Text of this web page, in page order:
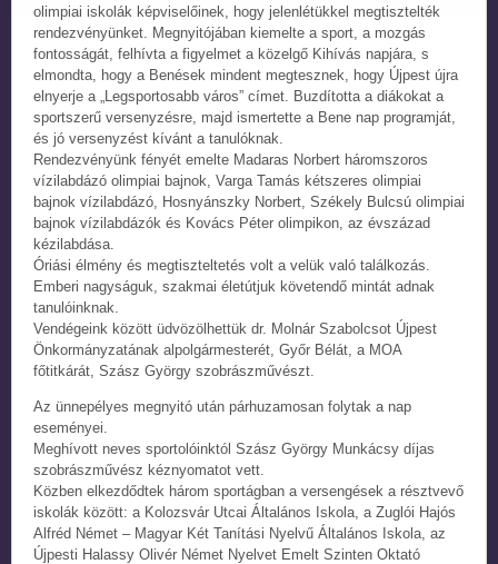
olimpiai iskolák képviselőinek, hogy jelenlétükkel megtisztelték
rendezvényünket. Megnyitójában kiemelte a sport, a mozgás
fontosságát, felhívta a figyelmet a közelgő Kihívás napjára, s
elmondta, hogy a Benések mindent megtesznek, hogy Újpest újra
elnyerje a „Legsportosabb város” címet. Buzdította a diákokat a
sportszerű versenyzésre, majd ismertette a Bene nap programját,
és jó versenyzést kívánt a tanulóknak.
Rendezvényünk fényét emelte Madaras Norbert háromszoros
vízilabdázó olimpiai bajnok, Varga Tamás kétszeres olimpiai
bajnok vízilabdázó, Hosnyánszky Norbert, Székely Bulcsú olimpiai
bajnok vízilabdázók és Kovács Péter olimpikon, az évszázad
kézilabdása.
Óriási élmény és megtiszteltetés volt a velük való találkozás.
Emberi nagyságuk, szakmai életútjuk követendő mintát adnak
tanulóinknak.
Vendégeink között üdvözölhettük dr. Molnár Szabolcsot Újpest
Önkormányzatának alpolgármesterét, Győr Bélát, a MOA
főtitkárát, Szász György szobrászművészt.
Az ünnepélyes megnyitó után párhuzamosan folytak a nap
eseményei.
Meghívott neves sportolóinktól Szász György Munkácsy díjas
szobrászművész kéznyomatot vett.
Közben elkezdődtek három sportágban a versengések a résztvevő
iskolák között: a Kolozsvár Utcai Általános Iskola, a Zuglói Hajós
Alfréd Német – Magyar Két Tanítási Nyelvű Általános Iskola, az
Újpesti Halassy Olivér Német Nyelvet Emelt Szinten Oktató